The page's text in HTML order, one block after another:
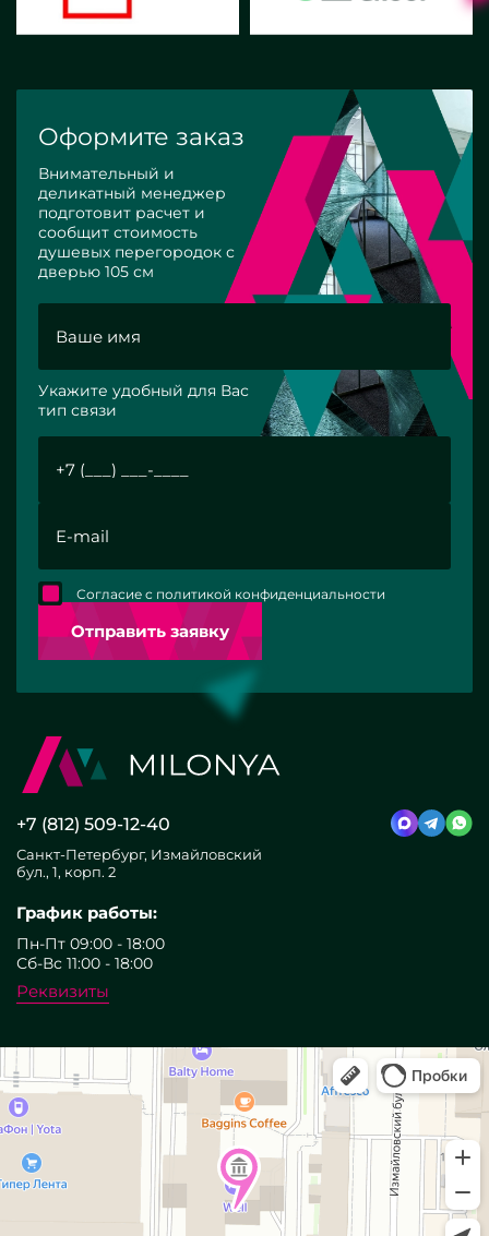
Оформите заказ
Внимательный и
деликатный менеджер
подготовит расчет и
сообщит стоимость
душевых перегородок с
дверью 105 см
Укажите удобный для Вас
тип связи
Отправить заявку
Согласие с политикой конфиденциальности
+7 (812) 509-12-40
Санкт-Петербург, Измайловский
бул., 1, корп. 2
График работы:
Пн-Пт 09:00 - 18:00
Сб-Вс 11:00 - 18:00
Реквизиты